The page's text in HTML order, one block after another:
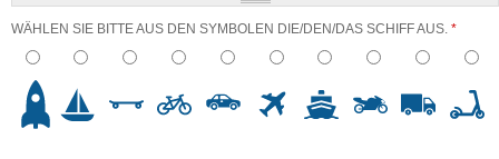
WÄHLEN SIE BITTE AUS DEN SYMBOLEN DIE/DEN/DAS SCHIFF AUS. *